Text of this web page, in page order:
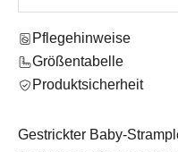
Pflegehinweise
Größentabelle
Produktsicherheit
Gestrickter Baby-